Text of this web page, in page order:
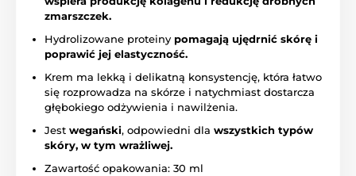
zmarszczek.
Hydrolizowane proteiny pomagają ujędrnić skórę i
poprawić jej elastyczność.
Krem ma lekką i delikatną konsystencję, która łatwo
się rozprowadza na skórze i natychmiast dostarcza
głębokiego odżywienia i nawilżenia.
Jest wegański, odpowiedni dla wszystkich typów
skóry, w tym wrażliwej.
Zawartość opakowania: 30 ml